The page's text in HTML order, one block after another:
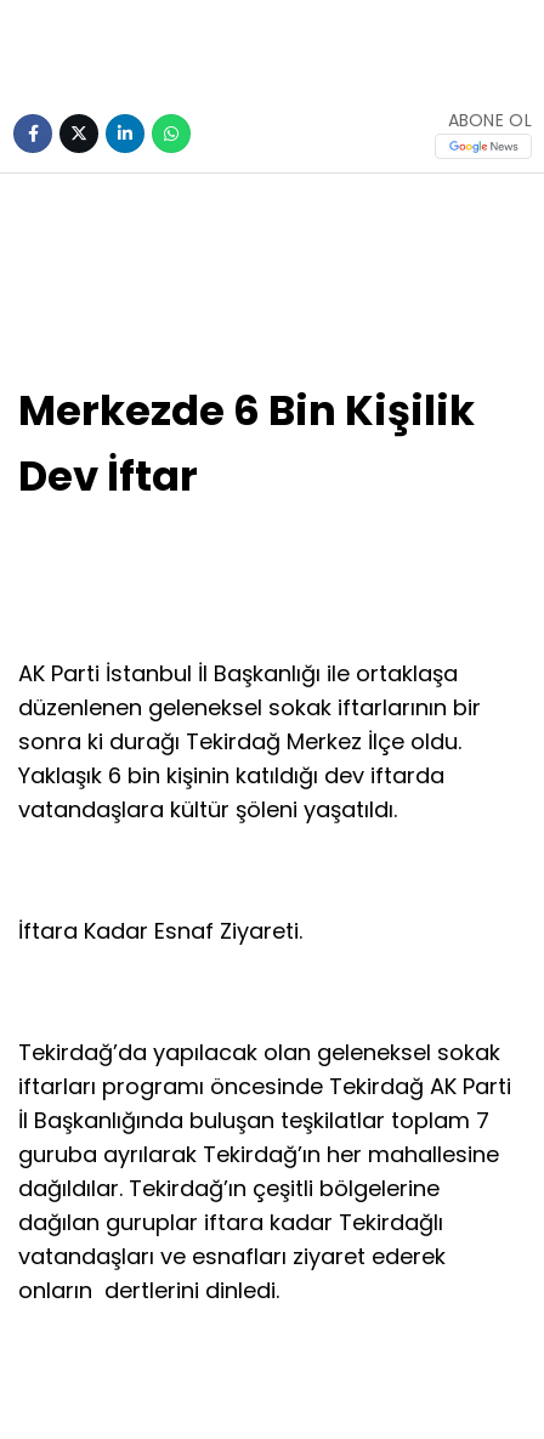
ABONE OL
Merkezde 6 Bin Kişilik
Dev İftar
AK Parti İstanbul İl Başkanlığı ile ortaklaşa
düzenlenen geleneksel sokak iftarlarının bir
sonra ki durağı Tekirdağ Merkez İlçe oldu.
Yaklaşık 6 bin kişinin katıldığı dev iftarda
vatandaşlara kültür şöleni yaşatıldı.
İftara Kadar Esnaf Ziyareti.
Tekirdağ’da yapılacak olan geleneksel sokak
iftarları programı öncesinde Tekirdağ AK Parti
İl Başkanlığında buluşan teşkilatlar toplam 7
guruba ayrılarak Tekirdağ’ın her mahallesine
dağıldılar. Tekirdağ’ın çeşitli bölgelerine
dağılan guruplar iftara kadar Tekirdağlı
vatandaşları ve esnafları ziyaret ederek
onların dertlerini dinledi.